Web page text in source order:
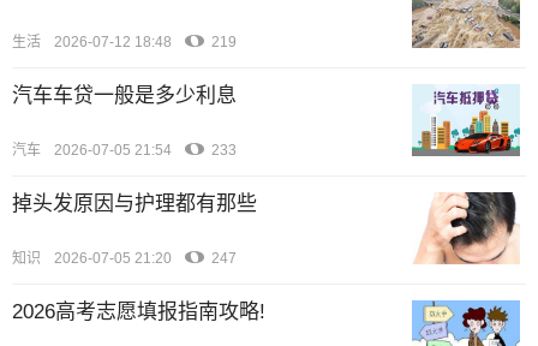
生活 2026-07-12 18:48 219
汽车车贷一般是多少利息
汽车 2026-07-05 21:54 233
掉头发原因与护理都有那些
知识 2026-07-05 21:20 247
2026高考志愿填报指南攻略!